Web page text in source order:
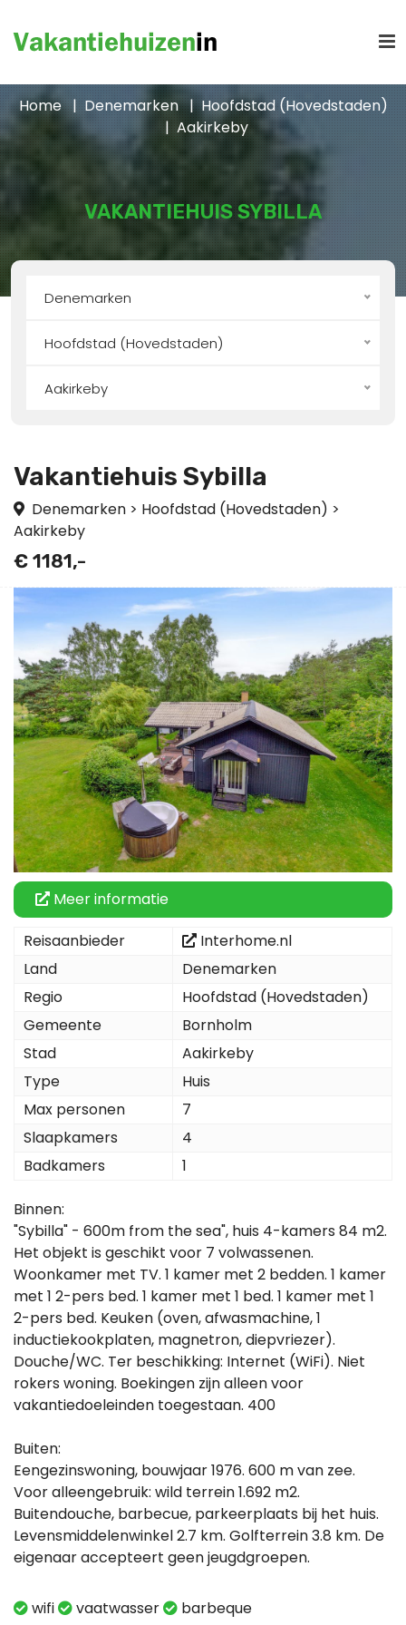
VAKANTIEHUIS SYBILLA
Home Denemarken
Hoofdstad (Hovedstaden)
Aakirkeby
Denemarken
Hoofdstad (Hovedstaden)
Aakirkeby
Vakantiehuis Sybilla
Denemarken > Hoofdstad (Hovedstaden) >
Aakirkeby
€ 1181,-
Meer informatie
Reisaanbieder
Interhome.nl
Land
Denemarken
Regio
Hoofdstad (Hovedstaden)
Gemeente
Bornholm
Stad
Aakirkeby
Type
Huis
Max personen
7
Slaapkamers
4
Badkamers
1
Binnen:
"Sybilla" - 600m from the sea", huis 4-kamers 84 m2.
Het objekt is geschikt voor 7 volwassenen.
Woonkamer met TV. 1 kamer met 2 bedden. 1 kamer
met 1 2-pers bed. 1 kamer met 1 bed. 1 kamer met 1
2-pers bed. Keuken (oven, afwasmachine, 1
inductiekookplaten, magnetron, diepvriezer).
Douche/WC. Ter beschikking: Internet (WiFi). Niet
rokers woning. Boekingen zijn alleen voor
vakantiedoeleinden toegestaan. 400
Buiten:
Eengezinswoning, bouwjaar 1976. 600 m van zee.
Voor alleengebruik: wild terrein 1.692 m2.
Buitendouche, barbecue, parkeerplaats bij het huis.
Levensmiddelenwinkel 2.7 km. Golfterrein 3.8 km. De
eigenaar accepteert geen jeugdgroepen.
wifi vaatwasser barbeque